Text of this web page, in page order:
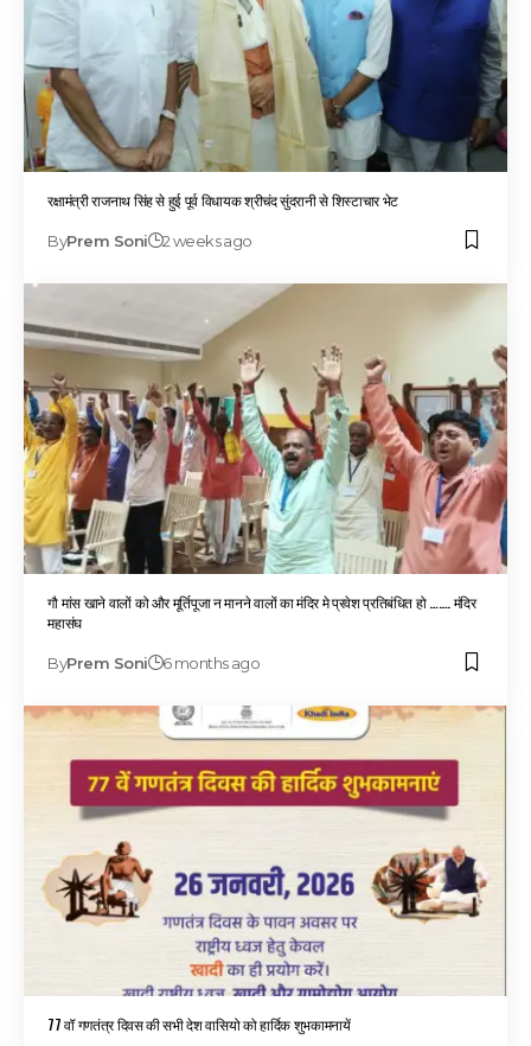
रक्षामंत्री राजनाथ सिंह से हुई पूर्व विधायक श्रीचंद सुंदरानी से शिस्टाचार भेट
ByPrem Soni 2 weeks ago
गौ मांस खाने वालों को और मूर्तिपूजा न मानने वालों का मंदिर मे प्रवेश प्रतिबंधित हो ……. मंदिर
महासंघ
ByPrem Soni 6 months ago
77 वॉ गणतंत्र दिवस की सभी देश वासियो को हार्दिक शुभकामनायें